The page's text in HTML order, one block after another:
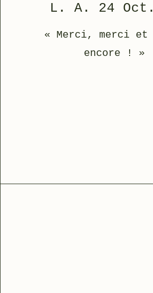
L. A. 24
« Merci, merci et
encore ! »